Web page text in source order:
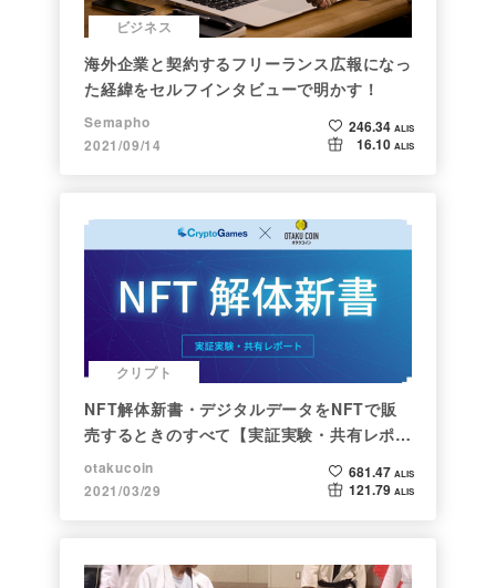
ビジネス
海外企業と契約するフリーランス広報になっ
た経緯をセルフインタビューで明かす！
Semapho
2021/09/14
246.34 ALIS
16.10 ALIS
クリプト
NFT解体新書・デジタルデータをNFTで販
売するときのすべて【実証実験・共有レポー
ト】
otakucoin
2021/03/29
681.47 ALIS
121.79 ALIS